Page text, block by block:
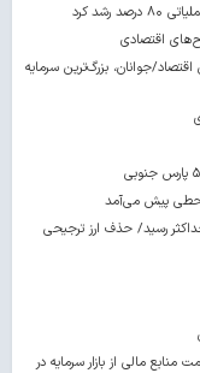
کرد
اقتصادی
جوانان، بزرگ‌ترین سرمایه
قحطی پیش می‌آمد
رسید/ حذف ارز ترجیحی
تغییر ساختار تأمین مالی کشور/ تأمین ۴۴۳ همت منابع مالی از بازار سرمایه در